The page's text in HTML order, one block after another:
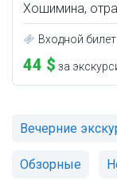
Хошимина,
Входной билет
44 $ за
Вечерние
Обзорные